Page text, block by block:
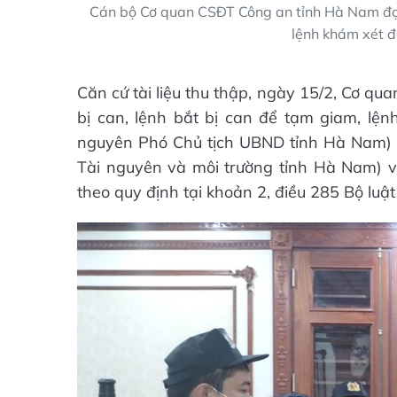
Cán bộ Cơ quan CSĐT Công an tỉnh Hà Nam
lệnh khám xét
Căn cứ tài liệu thu thập, ngày 15/2, Cơ
bị can, lệnh bắt bị can để tạm giam,
nguyên Phó Chủ tịch UBND tỉnh Hà
Tài nguyên và môi trường tỉnh Hà Nam)
theo quy định tại khoản 2, điều 285 Bộ